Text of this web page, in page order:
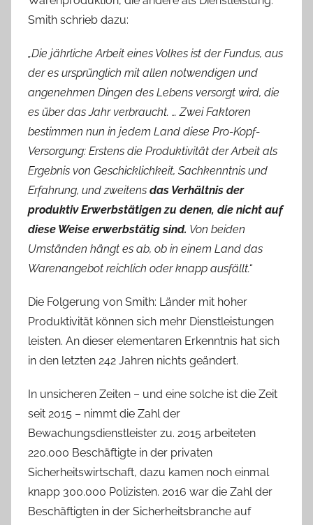
Smith schrieb dazu:
„Die jährliche Arbeit eines Volkes ist der Fundus, aus
der es ursprünglich mit allen notwendigen und
angenehmen Dingen des Lebens versorgt wird, die
es über das Jahr verbraucht. … Zwei Faktoren
bestimmen nun in jedem Land diese Pro-Kopf-
Versorgung: Erstens die Produktivität der Arbeit als
Ergebnis von Geschicklichkeit, Sachkenntnis und
Erfahrung, und zweitens das Verhältnis der
produktiv Erwerbstätigen zu denen, die nicht auf
diese Weise erwerbstätig sind. Von beiden
Umständen hängt es ab, ob in einem Land das
Warenangebot reichlich oder knapp ausfällt.“
Die Folgerung von Smith: Länder mit hoher
Produktivität können sich mehr Dienstleistungen
leisten. An dieser elementaren Erkenntnis hat sich
in den letzten 242 Jahren nichts geändert.
In unsicheren Zeiten – und eine solche ist die Zeit
seit 2015 – nimmt die Zahl der
Bewachungsdienstleister zu. 2015 arbeiteten
220.000 Beschäftigte in der privaten
Sicherheitswirtschaft, dazu kamen noch einmal
knapp 300.000 Polizisten. 2016 war die Zahl der
Beschäftigten in der Sicherheitsbranche auf